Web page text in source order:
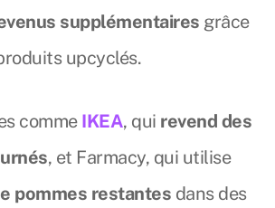
supplémentaires grâce
upcyclés.
comme IKEA, qui revend des
, et Farmacy, qui utilise
pommes restantes dans des